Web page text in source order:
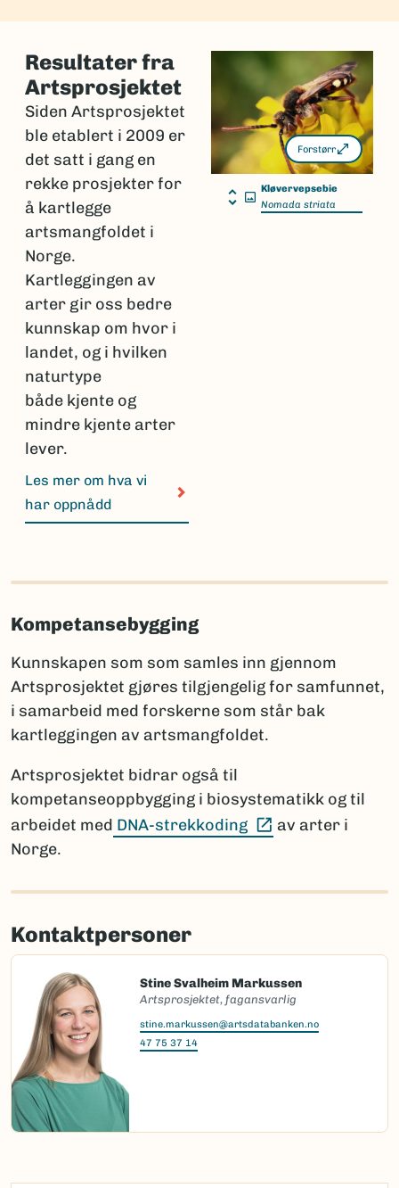
Forstørr
Kløvervepsebie
Nomada striata
Resultater fra
Artsprosjektet
Siden Artsprosjektet
ble etablert i 2009 er
det satt i gang en
rekke prosjekter for
å kartlegge
artsmangfoldet i
Norge.
Kartleggingen av
arter gir oss bedre
kunnskap om hvor i
landet, og i hvilken
naturtype
både kjente og
mindre kjente arter
lever.
Les mer om hva vi
har oppnådd
Kompetansebygging
Kunnskapen som som samles inn gjennom
Artsprosjektet gjøres tilgjengelig for samfunnet,
i samarbeid med forskerne som står bak
kartleggingen av artsmangfoldet.
Artsprosjektet bidrar også til
kompetanseoppbygging i biosystematikk og til
arbeidet med DNA-strekkoding (Ekstern lenke)
av arter i
Norge.
Kontaktpersoner
Stine Svalheim Markussen
Artsprosjektet, fagansvarlig
stine.markussen@artsdatabanken.no
47 75 37 14